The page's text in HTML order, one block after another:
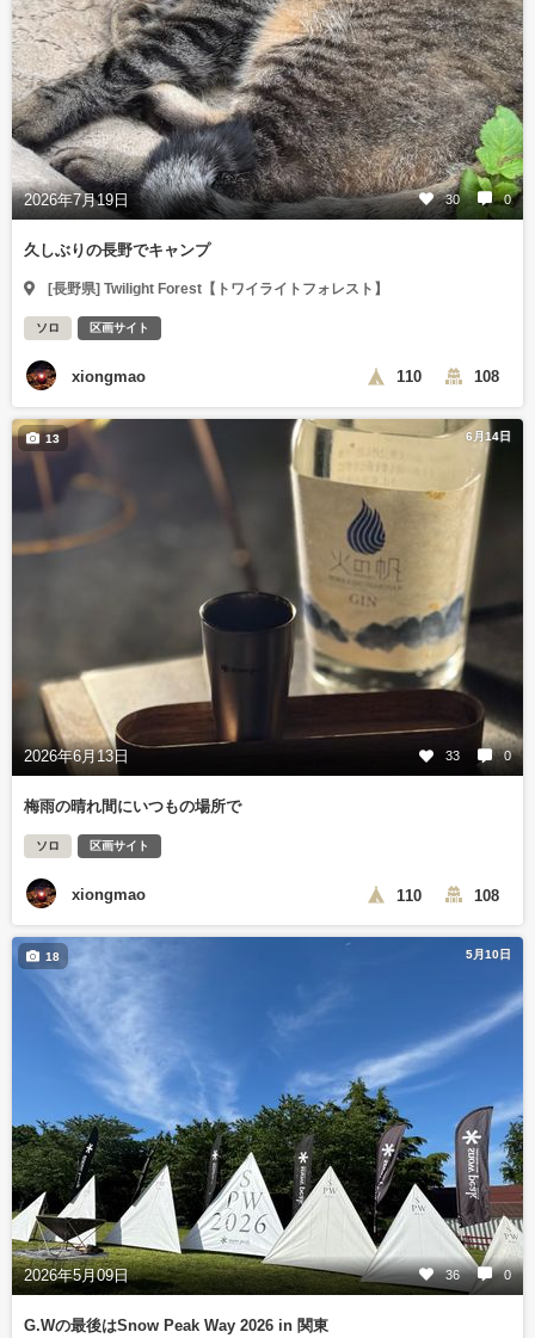
2026年7月19日 30 0
久しぶりの長野でキャンプ
[長野県] Twilight Forest【トワイライトフォレスト】
ソロ 区画サイト
xiongmao 110 108
6月14日
2026年6月13日 33 0
13
梅雨の晴れ間にいつもの場所で
ソロ 区画サイト
xiongmao 110 108
5月10日
2026年5月09日 36 0
18
G.Wの最後はSnow Peak Way 2026 in 関東